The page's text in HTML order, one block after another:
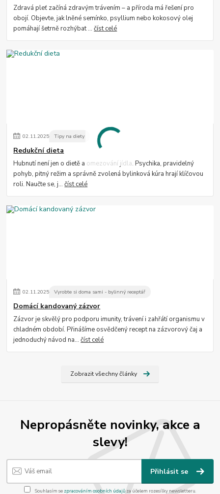
Zdravá pleť začíná zdravým trávením – a příroda má řešení pro
obojí. Objevte, jak lněné semínko, psyllium nebo kokosový olej
pomáhají šetrně rozhýbat ...číst celé
02.11.2025 Tipy na diety
Redukční dieta
Hubnutí není jen o dietě a omezování jídla. Psychika, pravidelný
pohyb, pitný režim a správně zvolená bylinková kúra hrají klíčovou
roli. Naučte se, j...číst celé
02.11.2025 Vyrobte si doma sami - bylinný receptář
Domácí kandovaný zázvor
Zázvor je skvělý pro podporu imunity, trávení i zahřátí organismu v
chladném období. Přinášíme osvědčený recept na zázvorový čaj a
jednoduchý návod na...číst celé
Zobrazit všechny články
Nepropásněte novinky, akce a
slevy!
Přihlásit se
Souhlasím se zpracováním osobních údajůza účelem rozesílky newsletteru.